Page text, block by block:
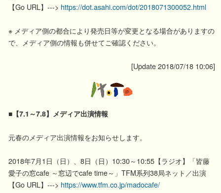
【Go URL】---> https://dot.asahi.com/dot/2018071300052.html
※ メディア側の都合により発売日等が変更となる場合がありますの
で、メディア側の情報も併せてご確認ください。
[Update 2018/07/18 10:06]
■【7.1～7.8】メディア出演情報
元春のメディア出演情報をお知らせします。
2018年7月1日（日）、8日（日）10:30～10:55【ラジオ】「皆藤
愛子の窓cafe ～窓辺でcafe time～」TFM系列38局ネット／出演
【Go URL】---> https://www.tfm.co.jp/madocafe/